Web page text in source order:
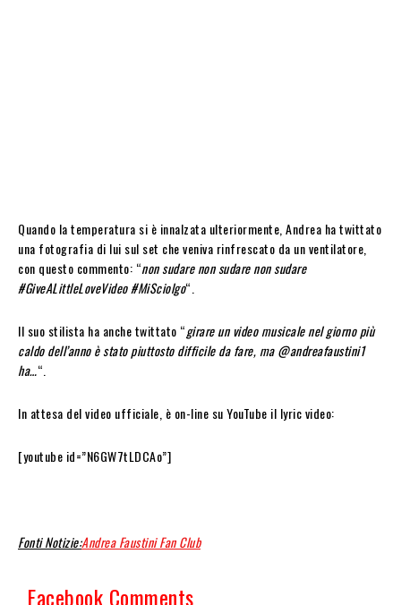
Quando la temperatura si è innalzata ulteriormente, Andrea ha twittato
una fotografia di lui sul set che veniva rinfrescato da un ventilatore,
con questo commento: “non sudare non sudare non sudare
#GiveALittleLoveVideo #MiSciolgo“.
Il suo stilista ha anche twittato “girare un video musicale nel giorno più
caldo dell’anno è stato piuttosto difficile da fare, ma @andreafaustini1
ha…“.
In attesa del video ufficiale, è on-line su YouTube il lyric video:
[youtube id=”N6GW7tLDCAo”]
Fonti Notizie:Andrea Faustini Fan Club
Facebook Comments